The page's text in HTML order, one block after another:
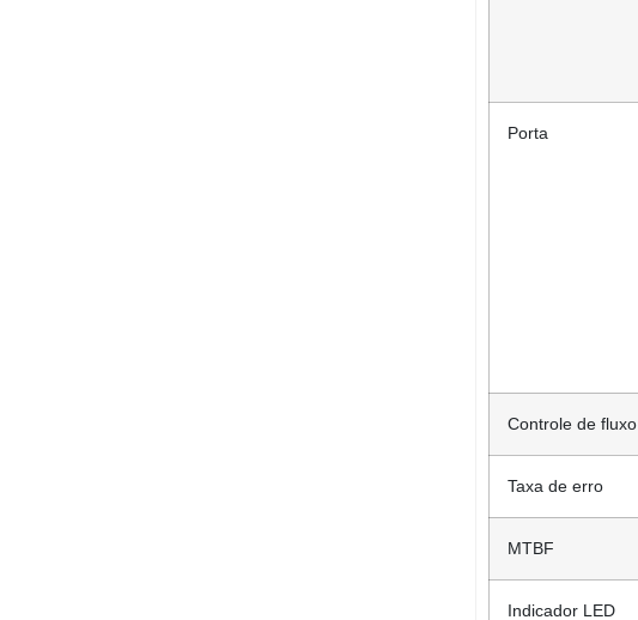
Porta
Controle de fluxo
Taxa de erro
MTBF
Indicador LED